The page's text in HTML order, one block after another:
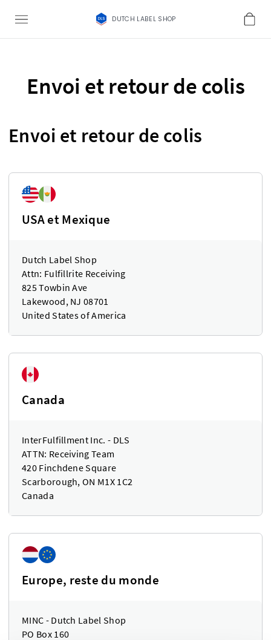
DUTCH LABEL SHOP
Envoi et retour de colis
Envoi et retour de colis
USA et Mexique
Dutch Label Shop
Attn: Fulfillrite Receiving
825 Towbin Ave
Lakewood, NJ 08701
United States of America
Canada
InterFulfillment Inc. - DLS
ATTN: Receiving Team
420 Finchdene Square
Scarborough, ON M1X 1C2
Canada
Europe, reste du monde
MINC - Dutch Label Shop
PO Box 160